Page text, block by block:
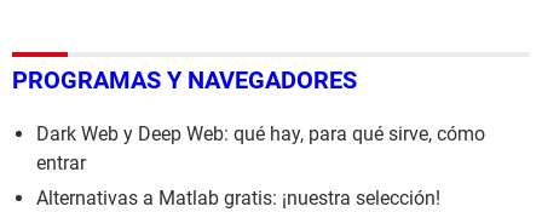
PROGRAMAS Y NAVEGADORES
Dark Web y Deep Web: qué hay, para qué sirve, cómo
entrar
Alternativas a Matlab gratis: ¡nuestra selección!